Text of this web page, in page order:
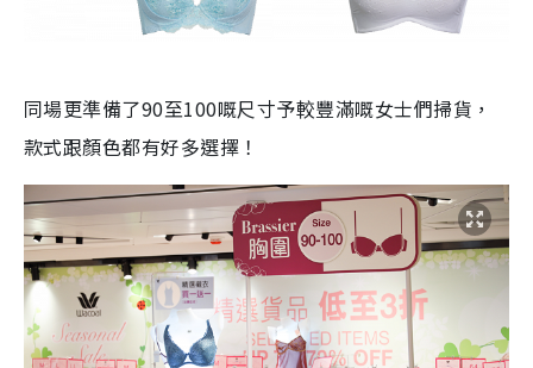
同場更準備了90至100嘅尺寸予較豐滿嘅女士們掃貨，
款式跟顏色都有好多選擇！